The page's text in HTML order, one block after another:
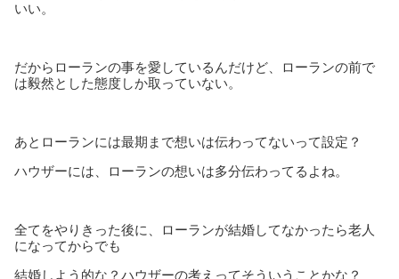
いい。
だからローランの事を愛しているんだけど、ローランの前で
は毅然とした態度しか取っていない。
あとローランには最期まで想いは伝わってないって設定？
ハウザーには、ローランの想いは多分伝わってるよね。
全てをやりきった後に、ローランが結婚してなかったら老人
になってからでも
結婚しよう的な？ハウザーの考えってそういうことかな？